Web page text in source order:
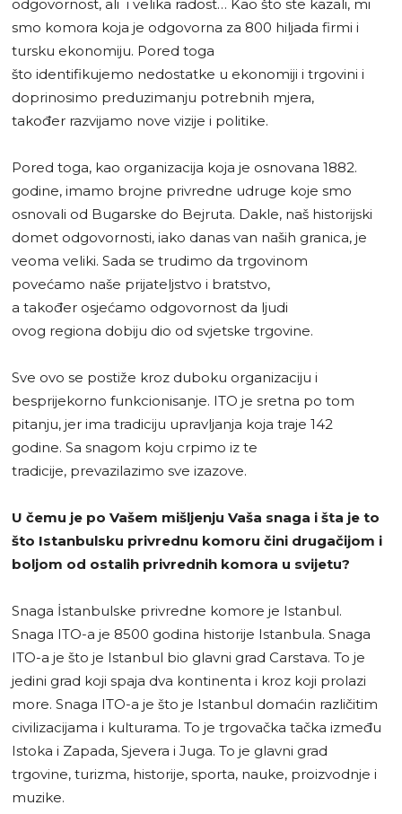
odgovornost, ali i velika radost… Kao što ste kazali, mi
smo komora koja je odgovorna za 800 hiljada firmi i
tursku ekonomiju. Pored toga
što identifikujemo nedostatke u ekonomiji i trgovini i
doprinosimo preduzimanju potrebnih mjera,
također razvijamo nove vizije i politike.
Pored toga, kao organizacija koja je osnovana 1882.
godine, imamo brojne privredne udruge koje smo
osnovali od Bugarske do Bejruta. Dakle, naš historijski
domet odgovornosti, iako danas van naših granica, je
veoma veliki. Sada se trudimo da trgovinom
povećamo naše prijateljstvo i bratstvo,
a također osjećamo odgovornost da ljudi
ovog regiona dobiju dio od svjetske trgovine.
Sve ovo se postiže kroz duboku organizaciju i
besprijekorno funkcionisanje. ITO je sretna po tom
pitanju, jer ima tradiciju upravljanja koja traje 142
godine. Sa snagom koju crpimo iz te
tradicije, prevazilazimo sve izazove.
U čemu je po Vašem mišljenju Vaša snaga i šta je to
što Istanbulsku privrednu komoru čini drugačijom i
boljom od ostalih privrednih komora u svijetu?
Snaga İstanbulske privredne komore je Istanbul.
Snaga ITO-a je 8500 godina historije Istanbula. Snaga
ITO-a je što je Istanbul bio glavni grad Carstava. To je
jedini grad koji spaja dva kontinenta i kroz koji prolazi
more. Snaga ITO-a je što je Istanbul domaćin različitim
civilizacijama i kulturama. To je trgovačka tačka između
Istoka i Zapada, Sjevera i Juga. To je glavni grad
trgovine, turizma, historije, sporta, nauke, proizvodnje i
muzike.